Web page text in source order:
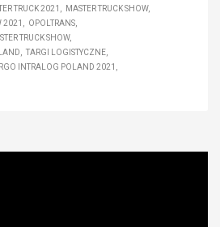
TRUCK 2021
MASTER TRUCK SHOW
2021
OPOLTRANS
TRUCK SHOW
TARGI LOGISTYCZNE
INTRALOG POLAND 2021